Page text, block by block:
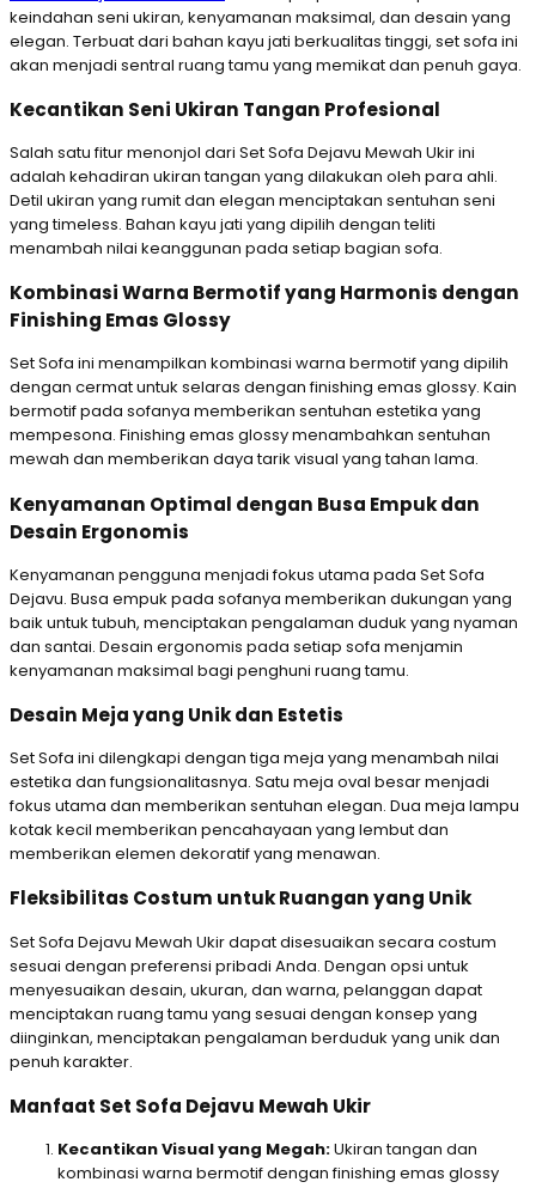
keindahan seni ukiran, kenyamanan maksimal, dan desain yang
elegan. Terbuat dari bahan kayu jati berkualitas tinggi, set sofa ini
akan menjadi sentral ruang tamu yang memikat dan penuh gaya.
Kecantikan Seni Ukiran Tangan Profesional
Salah satu fitur menonjol dari Set Sofa Dejavu Mewah Ukir ini
adalah kehadiran ukiran tangan yang dilakukan oleh para ahli.
Detil ukiran yang rumit dan elegan menciptakan sentuhan seni
yang timeless. Bahan kayu jati yang dipilih dengan teliti
menambah nilai keanggunan pada setiap bagian sofa.
Kombinasi Warna Bermotif yang Harmonis dengan
Finishing Emas Glossy
Set Sofa ini menampilkan kombinasi warna bermotif yang dipilih
dengan cermat untuk selaras dengan finishing emas glossy. Kain
bermotif pada sofanya memberikan sentuhan estetika yang
mempesona. Finishing emas glossy menambahkan sentuhan
mewah dan memberikan daya tarik visual yang tahan lama.
Kenyamanan Optimal dengan Busa Empuk dan
Desain Ergonomis
Kenyamanan pengguna menjadi fokus utama pada Set Sofa
Dejavu. Busa empuk pada sofanya memberikan dukungan yang
baik untuk tubuh, menciptakan pengalaman duduk yang nyaman
dan santai. Desain ergonomis pada setiap sofa menjamin
kenyamanan maksimal bagi penghuni ruang tamu.
Desain Meja yang Unik dan Estetis
Set Sofa ini dilengkapi dengan tiga meja yang menambah nilai
estetika dan fungsionalitasnya. Satu meja oval besar menjadi
fokus utama dan memberikan sentuhan elegan. Dua meja lampu
kotak kecil memberikan pencahayaan yang lembut dan
memberikan elemen dekoratif yang menawan.
Fleksibilitas Costum untuk Ruangan yang Unik
Set Sofa Dejavu Mewah Ukir dapat disesuaikan secara costum
sesuai dengan preferensi pribadi Anda. Dengan opsi untuk
menyesuaikan desain, ukuran, dan warna, pelanggan dapat
menciptakan ruang tamu yang sesuai dengan konsep yang
diinginkan, menciptakan pengalaman berduduk yang unik dan
penuh karakter.
Manfaat Set Sofa Dejavu Mewah Ukir
Kecantikan Visual yang Megah:Ukiran tangan dan
kombinasi warna bermotif dengan finishing emas glossy